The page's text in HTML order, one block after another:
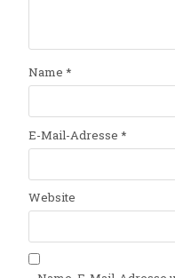
Name *
E-Mail-Adresse *
Website